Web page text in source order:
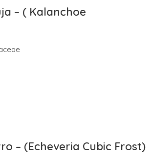
– ( Kalanchoe
– (Echeveria Cubic Frost)